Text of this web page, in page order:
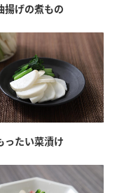
」
製造所固有記号一覧
揚げの煮もの
ったい菜漬け